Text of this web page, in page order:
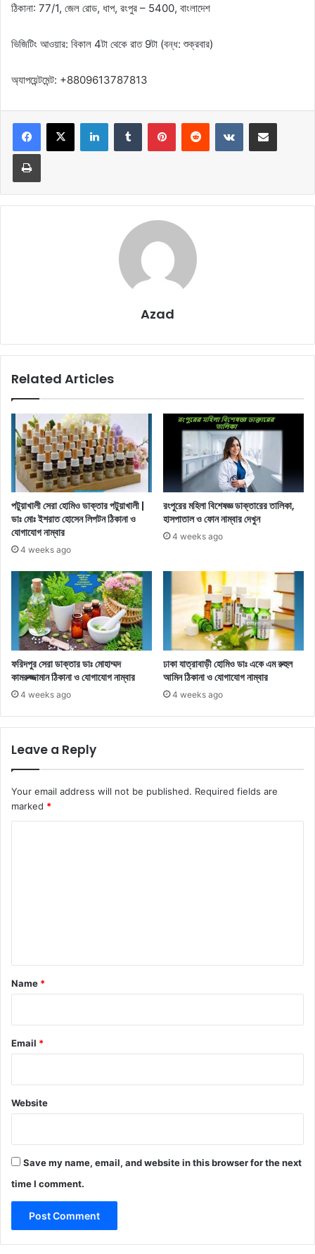
ঠিকানা: 77/1, জেল রোড, ধাপ, রংপুর – 5400, বাংলাদেশ
ভিজিটিং আওয়ার: বিকাল 4টা থেকে রাত 9টা (বন্ধ: শুক্রবার)
অ্যাপয়েন্টমেন্ট: +8809613787813
LinkedInTumblr PinterestReddit VKontakteShare via Email
Print
Azad
Related Articles
পটুয়াখালী সেরা হোমিও ডাক্তার পটুয়াখালী |
ডাঃ মোঃ ইশরাত হোসেন লিপটন ঠিকানা ও
যোগাযোগ নাম্বার
4 weeks ago
রংপুরের মহিলা বিশেষজ্ঞ ডাক্তারের তালিকা,
হাসপাতাল ও ফোন নাম্বার দেখুন
4 weeks ago
ফরিদপুর সেরা ডাক্তার ডাঃ মোহাম্মদ
কামরুজ্জামান ঠিকানা ও যোগাযোগ নাম্বার
4 weeks ago
ঢাকা যাত্রাবাড়ী হোমিও ডাঃ একে এম রুহুল
আমিন ঠিকানা ও যোগাযোগ নাম্বার
4 weeks ago
Leave a Reply
Your email address will not be published. Required fields are
marked *
*
Name *
Email *
Website
Save my name, email, and website in this browser for the next
time I comment.